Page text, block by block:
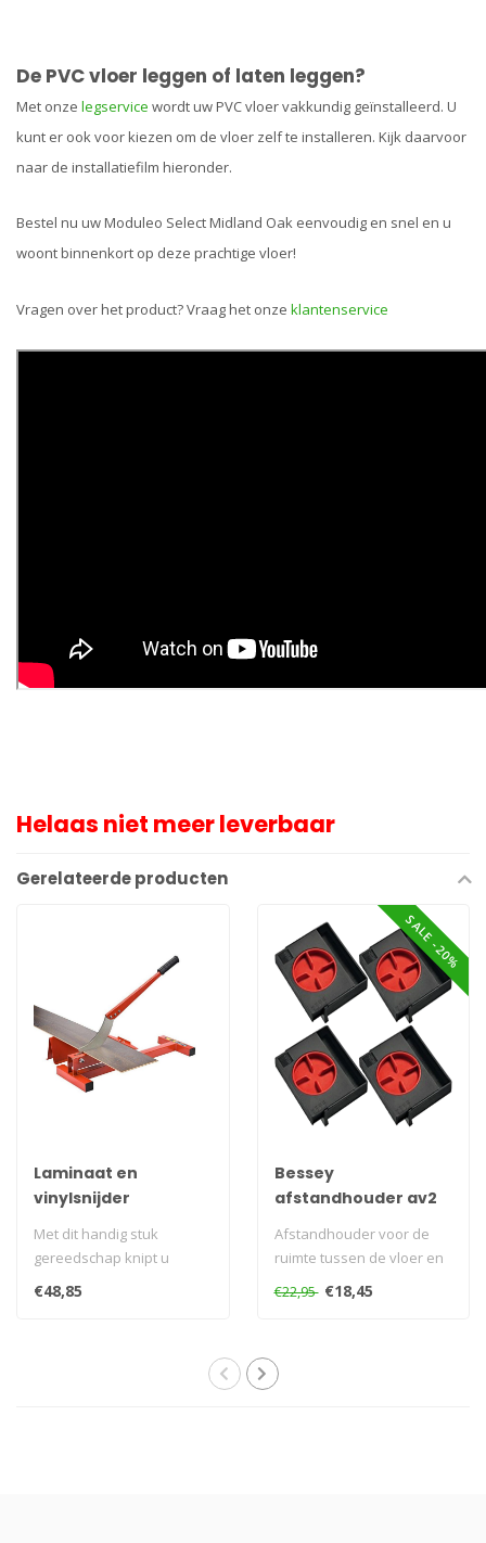
De PVC vloer leggen of laten leggen?
Met onze legservice wordt uw PVC vloer vakkundig geïnstalleerd. U
kunt er ook voor kiezen om de vloer zelf te installeren. Kijk daarvoor
naar de installatiefilm hieronder.
Bestel nu uw Moduleo Select Midland Oak eenvoudig en snel en u
woont binnenkort op deze prachtige vloer!
Vragen over het product? Vraag het onze klantenservice
Helaas niet meer leverbaar
Gerelateerde producten
Laminaat en
vinylsnijder
Met dit handig stuk
gereedschap knipt u
makkelijk en snel uw
laminaat of PVC str..
€48,85
SALE -20%
Bessey
afstandhouder av2
Afstandhouder voor de
ruimte tussen de vloer en
de wand. eenvoudig in
gebruik en..
€22,95 €18,45